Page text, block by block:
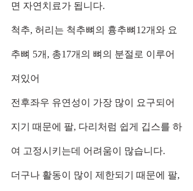
면 자연치료가 됩니다.
척추, 허리는 척추뼈의 흉추뼈12개와 요
추뼈 5개, 총17개의 뼈의 분절로 이루어
져있어
전후좌우 유연성이 가장 많이 요구되어
지기 때문에 팔, 다리처럼 쉽게 깁스를 하
여 고정시키는데 어려움이 많습니다.
더구나 활동이 많이 제한되기 때문에 팔,